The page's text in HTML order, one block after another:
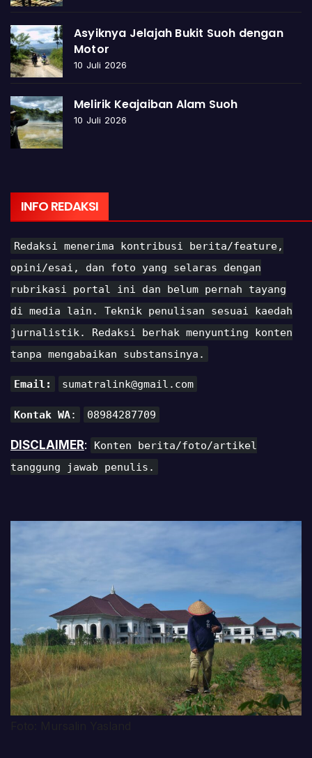
Asyiknya Jelajah Bukit Suoh dengan
Motor
10 Juli 2026
Melirik Keajaiban Alam Suoh
10 Juli 2026
INFO REDAKSI
Redaksi menerima kontribusi berita/feature,
opini/esai, dan foto yang selaras dengan
rubrikasi portal ini dan belum pernah tayang
di media lain. Teknik penulisan sesuai kaedah
jurnalistik. Redaksi berhak menyunting konten
tanpa mengabaikan substansinya.
Email: sumatralink@gmail.com
Kontak WA: 08984287709
DISCLAIMER:
Konten berita/foto/artikel
tanggung jawab penulis.